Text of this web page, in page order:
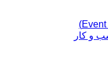
و کار